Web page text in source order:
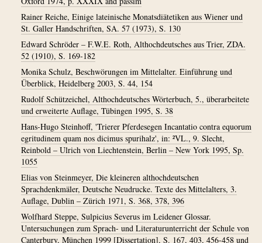
Rainer Reiche, Einige lateinische Monatsdiätetiken aus Wiener und
St. Galler Handschriften, SA. 57 (1973), S. 130
Edward Schröder – F.W.E. Roth, Althochdeutsches aus Trier, ZDA.
52 (1910), S. 169-182
Monika Schulz, Beschwörungen im Mittelalter. Einführung und
Überblick, Heidelberg 2003, S. 44, 154
Rudolf Schützeichel, Althochdeutsches Wörterbuch, 5., überarbeitete
und erweiterte Auflage, Tübingen 1995, S. 38
Hans-Hugo Steinhoff, 'Trierer Pferdesegen Incantatio contra equorum
egritudinem quam nos dicimus spurihalz', in: ²VL., 9. Slecht,
Reinbold – Ulrich von Liechtenstein, Berlin – New York 1995, Sp.
1055
Elias von Steinmeyer, Die kleineren althochdeutschen
Sprachdenkmäler, Deutsche Neudrucke. Texte des Mittelalters, 3.
Auflage, Dublin – Zürich 1971, S. 368, 378, 396
Wolfhard Steppe, Sulpicius Severus im Leidener Glossar.
Untersuchungen zum Sprach- und Literaturunterricht der Schule von
Canterbury, München 1999 [Dissertation], S. 167, 403, 456-458 und